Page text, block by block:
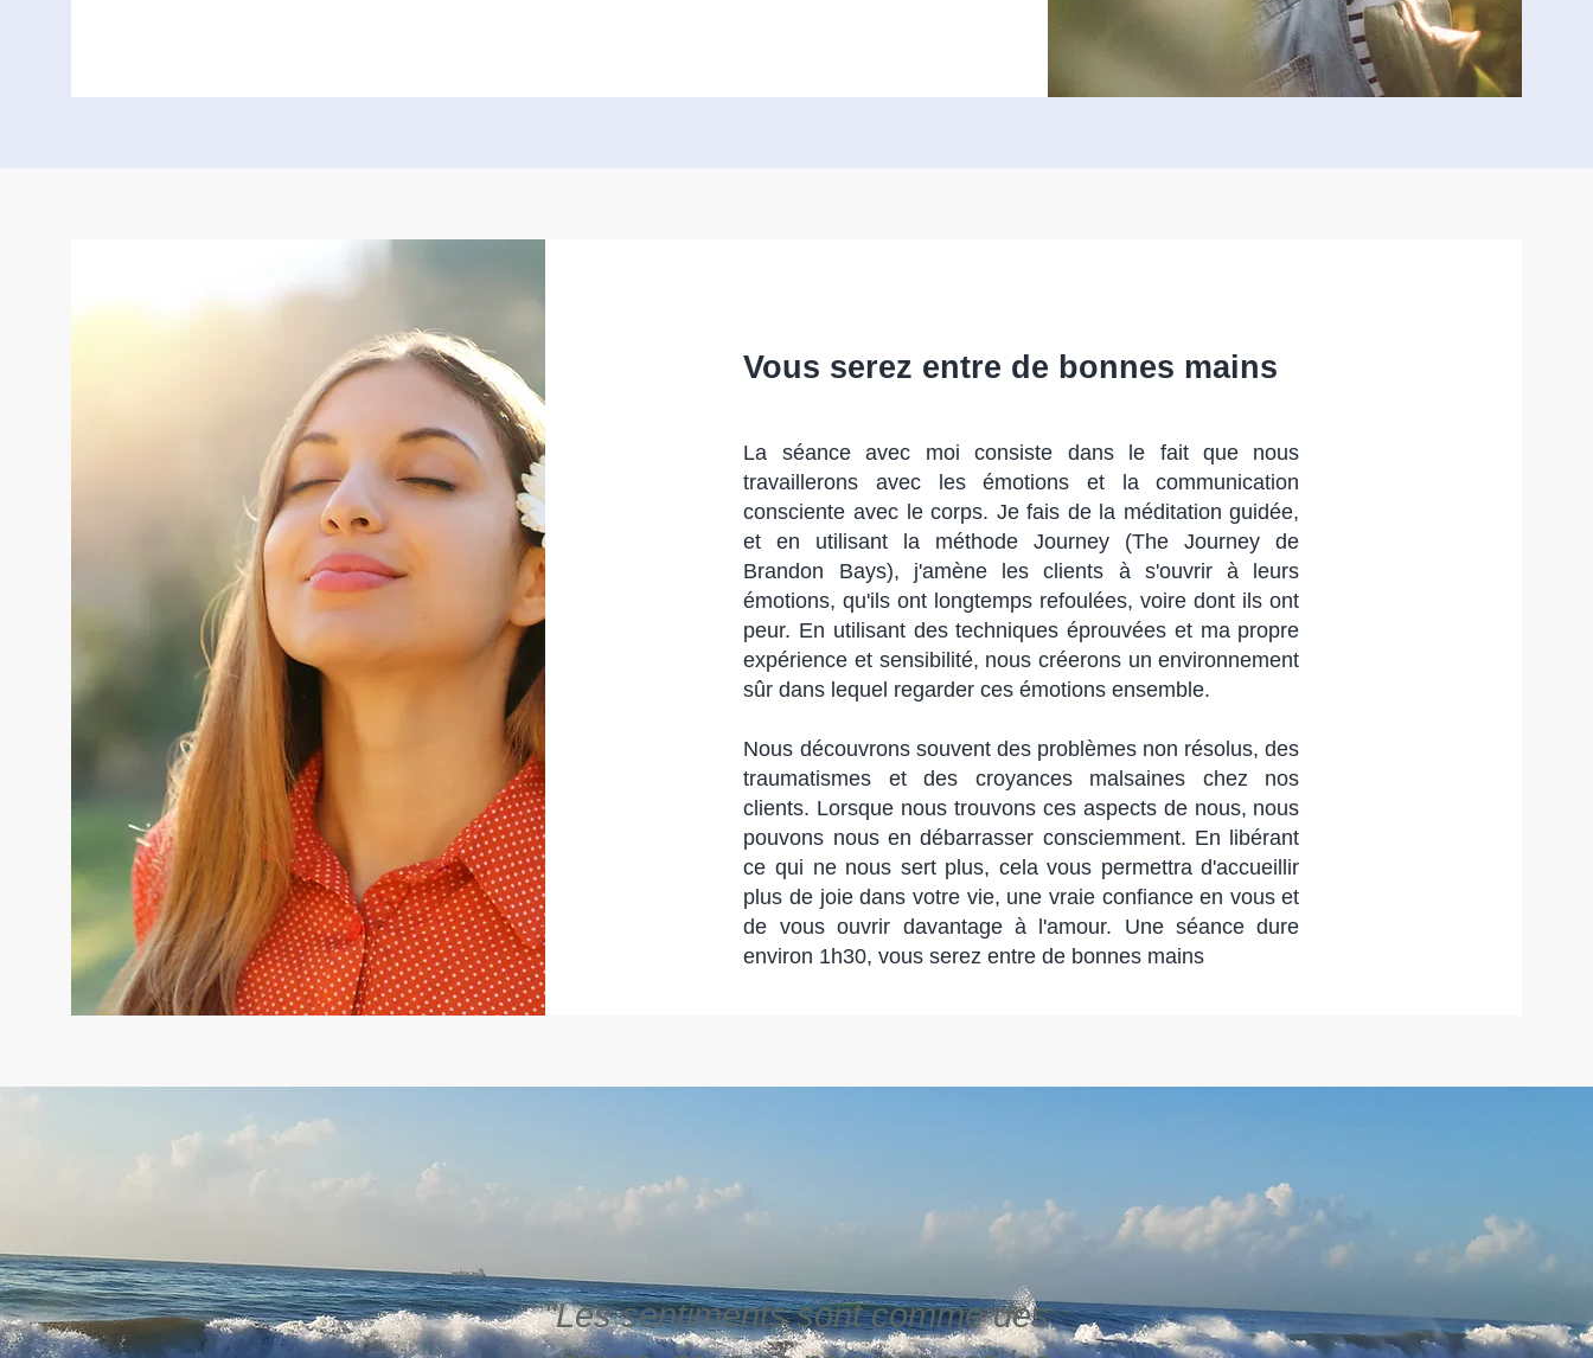
Vous serez entre de bonnes mains
La séance avec moi consiste dans le fait que nous
travaillerons avec les émotions et la communication
consciente avec le corps. Je fais de la méditation guidée,
et en utilisant la méthode Journey (The Journey de
Brandon Bays), j'amène les clients à s'ouvrir à leurs
émotions, qu'ils ont longtemps refoulées, voire dont ils ont
peur. En utilisant des techniques éprouvées et ma propre
expérience et sensibilité, nous créerons un environnement
sûr dans lequel regarder ces émotions ensemble.
Nous découvrons souvent des problèmes non résolus, des
traumatismes et des croyances malsaines chez nos
clients. Lorsque nous trouvons ces aspects de nous, nous
pouvons nous en débarrasser consciemment. En libérant
ce qui ne nous sert plus, cela vous permettra d'accueillir
plus de joie dans votre vie, une vraie confiance en vous et
de vous ouvrir davantage à l'amour. Une séance dure
environ 1h30, vous serez entre de bonnes mains
"Les sentiments sont comme des